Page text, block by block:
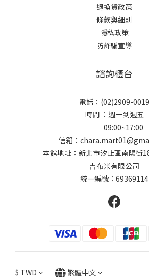
退換貨政策
條款與細則
隱私政策
防詐騙宣導
諮詢櫃台
電話：(02)2909-0019
時間 ：週一到週五
09:00~17:00
信箱：
本館地址：新北市汐止區南陽街
吉布米有限公司
統一編號：69369114
$ TWD 繁體中文